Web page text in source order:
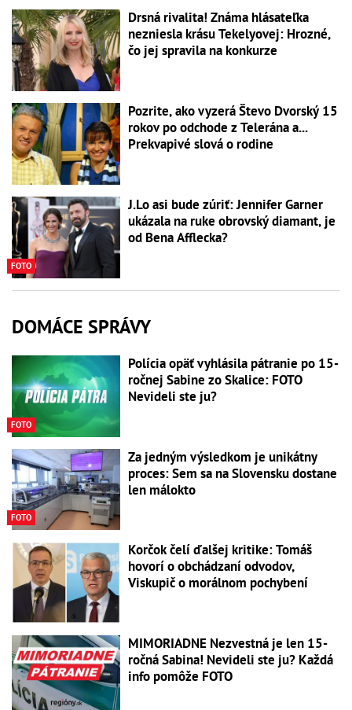
Drsná rivalita! Známa hlásateľka
nezniesla krásu Tekelyovej: Hrozné,
čo jej spravila na konkurze
Pozrite, ako vyzerá Števo Dvorský 15
rokov po odchode z Telerána a...
Prekvapivé slová o rodine
FOTO
J.Lo asi bude zúriť: Jennifer Garner
ukázala na ruke obrovský diamant, je
od Bena Afflecka?
DOMÁCE SPRÁVY
FOTO
Polícia opäť vyhlásila pátranie po 15-
ročnej Sabine zo Skalice: FOTO
Nevideli ste ju?
FOTO
Za jedným výsledkom je unikátny
proces: Sem sa na Slovensku dostane
len málokto
Korčok čelí ďalšej kritike: Tomáš
hovorí o obchádzaní odvodov,
Viskupič o morálnom pochybení
MIMORIADNE Nezvestná je len 15-
ročná Sabina! Nevideli ste ju? Každá
info pomôže FOTO